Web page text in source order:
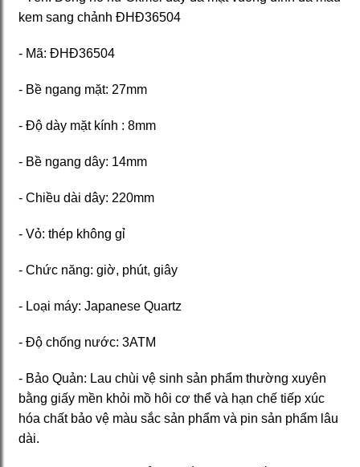
kem sang chảnh ĐHĐ36504
- Mã: ĐHĐ36504
- Bề ngang mặt: 27mm
- Độ dày mặt kính : 8mm
- Bề ngang dây: 14mm
- Chiều dài dây: 220mm
- Vỏ: thép không gỉ
- Chức năng: giờ, phút, giây
- Loại máy: Japanese Quartz
- Độ chống nước: 3ATM
- Bảo Quản: Lau chùi vệ sinh sản phẩm thường xuyên
bằng giấy mền khỏi mồ hôi cơ thể và hạn chế tiếp xúc
hóa chất bảo vệ màu sắc sản phẩm và pin sản phẩm lâu
dài.